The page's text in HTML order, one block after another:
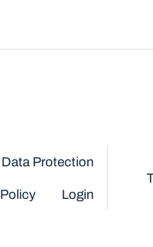
Data Protection
Login